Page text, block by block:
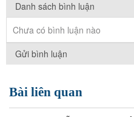
Danh sách bình luận
Chưa có bình luận nào
Gửi bình luận
Bài liên quan